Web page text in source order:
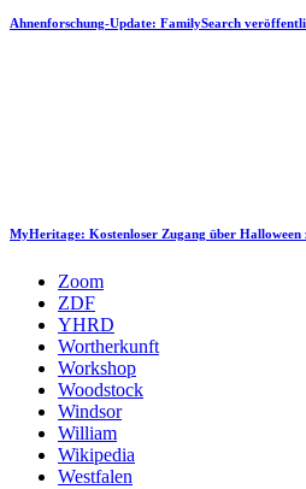
Ahnenforschung-Update: FamilySearch
MyHeritage: Kostenloser Zugang über
Zoom
ZDF
YHRD
Wortherkunft
Workshop
Woodstock
Windsor
William
Wikipedia
Westfalen